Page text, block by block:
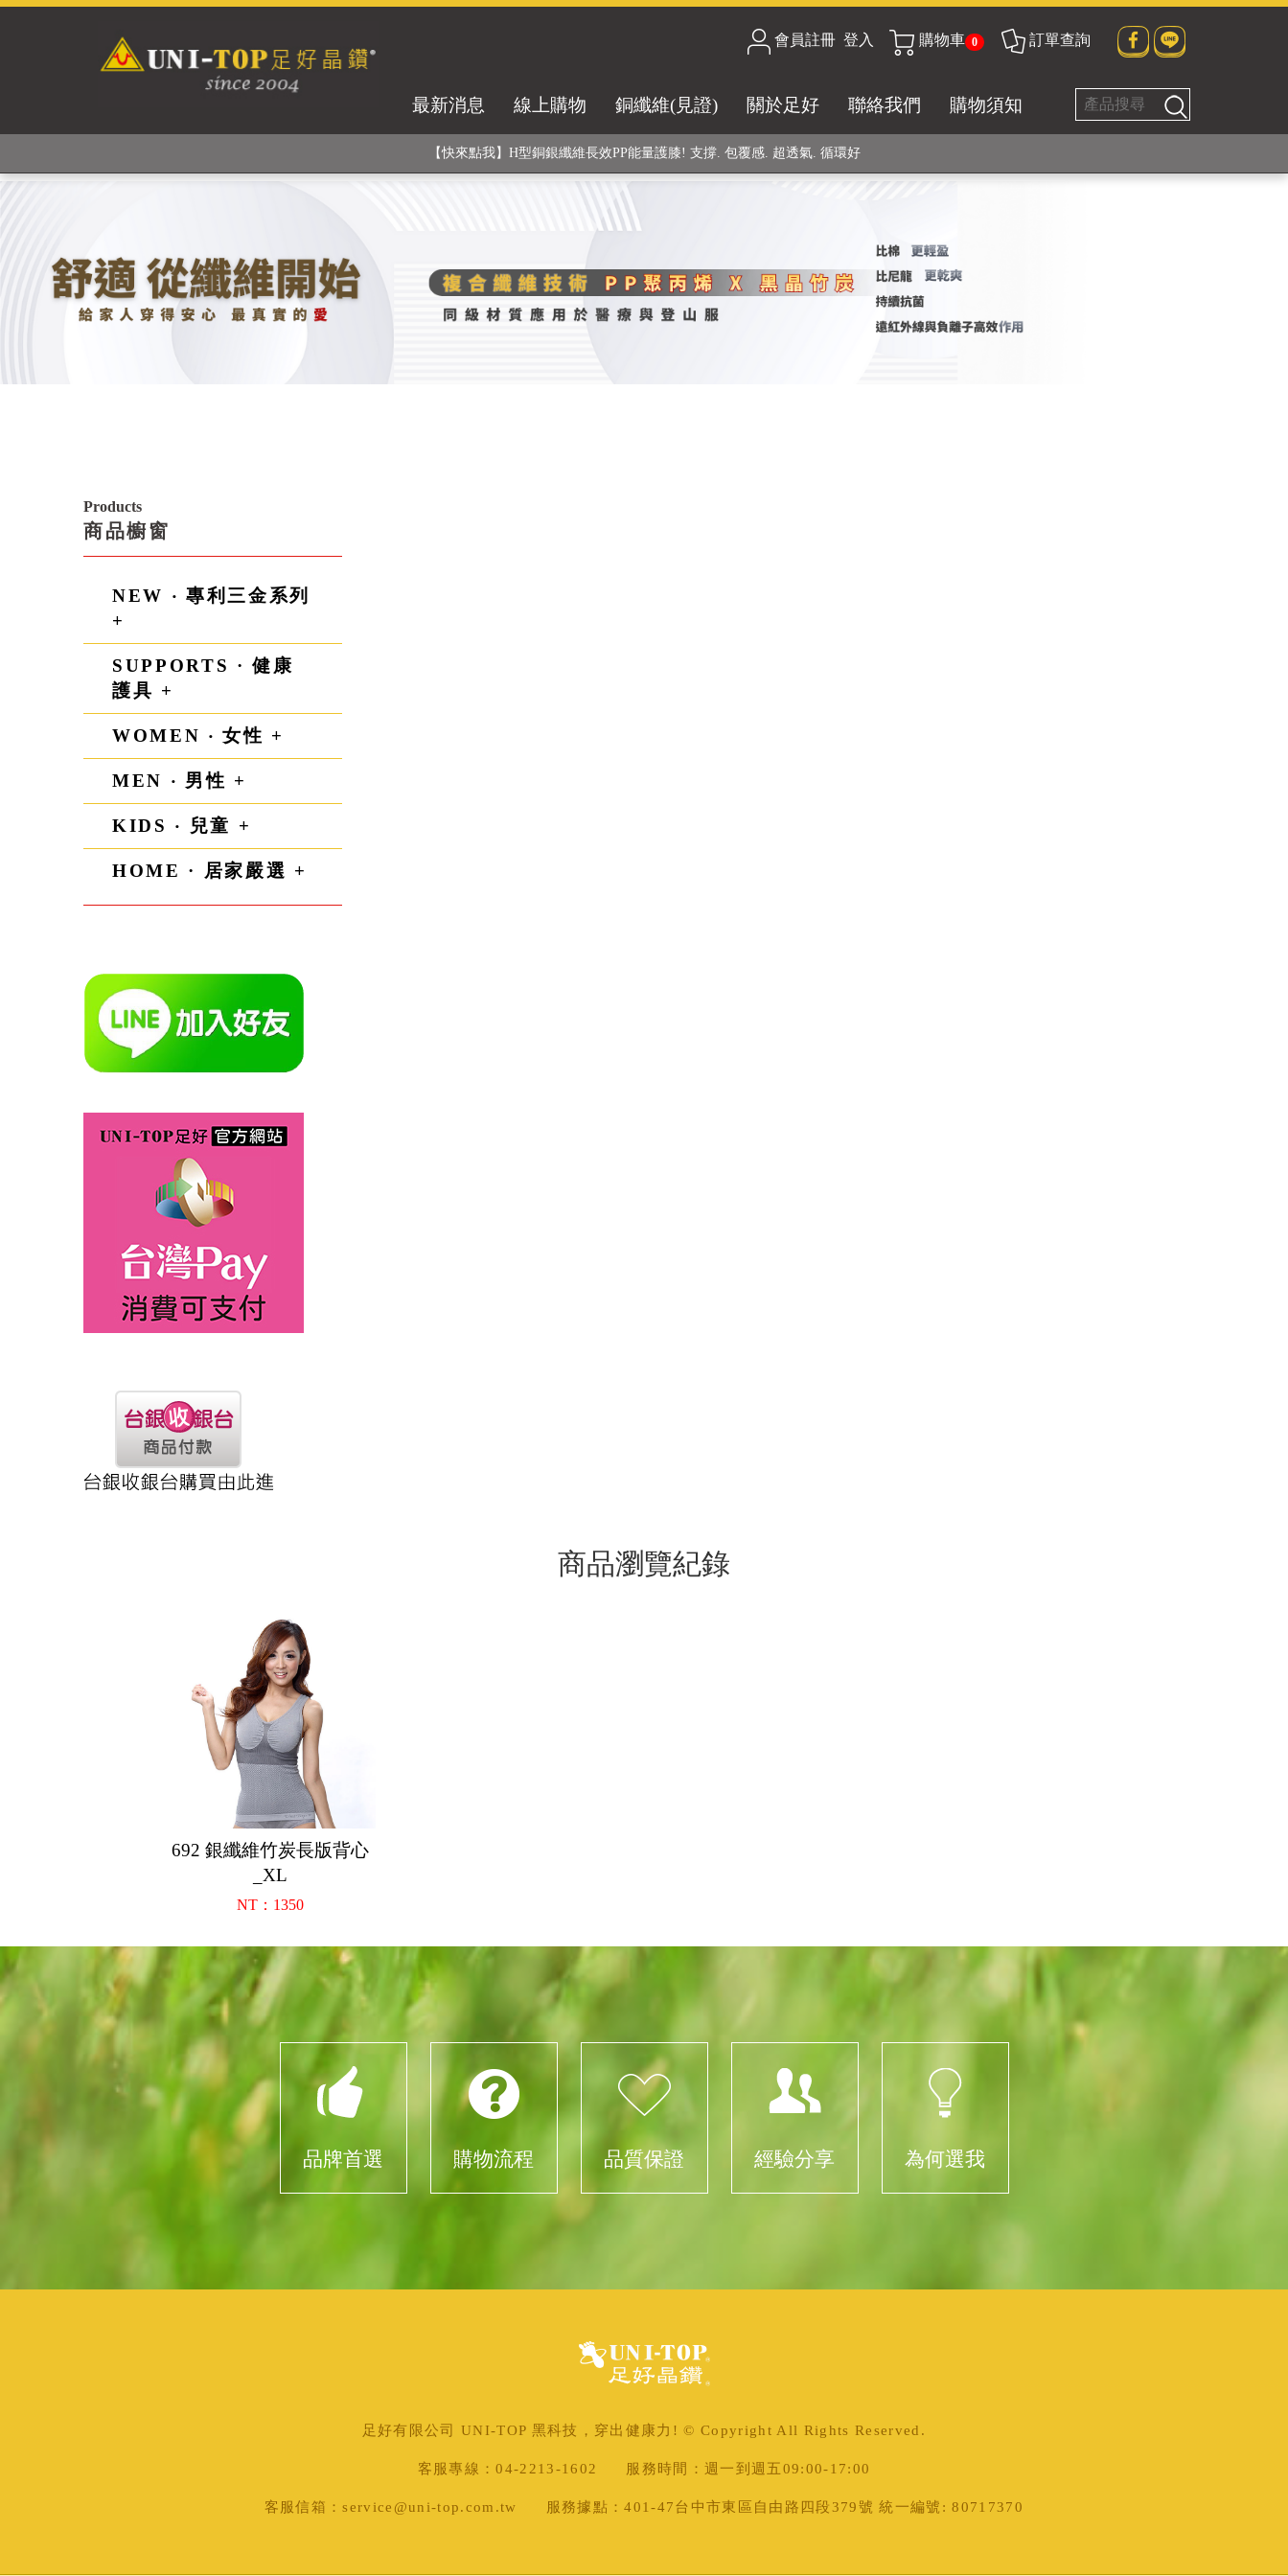
會員註冊 登入 購物車 0 訂單查詢
最新消息 線上購物 銅纖維(見證) 關於足好 聯絡我們 購物須知
銅銀鍺元素融合紗線，長效抗菌除臭! 全程MIT製造，通過多項國際檢驗
【快來點我】H型銅銀纖維長效PP能量護膝! 支撐. 包覆感. 超透氣. 循環好
【快來點我】三金家族- 專利活氧 男女內褲系列
Products
商品櫥窗
NEW ‧ 專利三金系列
+
SUPPORTS · 健康
護具 +
WOMEN ‧ 女性 +
MEN ‧ 男性 +
KIDS ‧ 兒童 +
HOME · 居家嚴選 +
商品瀏覽紀錄
692 銀纖維竹炭長版背心
_XL
NT：1350
品牌首選 購物流程 品質保證 經驗分享 為何選我
足好有限公司 UNI-TOP 黑科技，穿出健康力! © Copyright All Rights Reserved.
客服專線：04-2213-1602 服務時間：週一到週五09:00-17:00
客服信箱：service@uni-top.com.tw 服務據點：401-47台中市東區自由路四段379號 統一編號: 80717370